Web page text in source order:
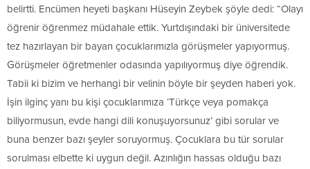
belirtti. Encümen heyeti başkanı Hüseyin Zeybek şöyle dedi: “Olayı
öğrenir öğrenmez müdahale ettik. Yurtdışındaki bir üniversitede
tez hazırlayan bir bayan çocuklarımızla görüşmeler yapıyormuş.
Görüşmeler öğretmenler odasında yapılıyormuş diye öğrendik.
Tabii ki bizim ve herhangi bir velinin böyle bir şeyden haberi yok.
İşin ilginç yanı bu kişi çocuklarımıza ‘Türkçe veya pomakça
biliyormusun, evde hangi dili konuşuyorsunuz’ gibi sorular ve
buna benzer bazı şeyler soruyormuş. Çocuklara bu tür sorular
sorulması elbette ki uygun değil. Azınlığın hassas olduğu bazı